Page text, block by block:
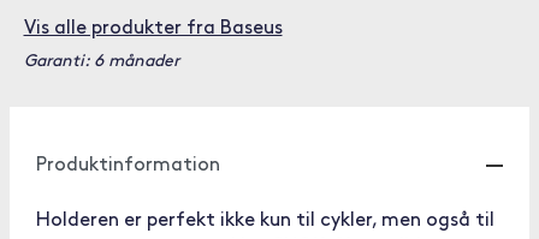
Vis alle produkter fra Baseus
Garanti: 6 månader
Produktinformation
Holderen er perfekt ikke kun til cykler, men også til